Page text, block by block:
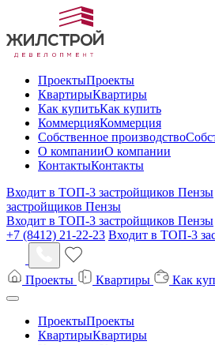
ПроектыПроекты
КвартирыКвартиры
Как купитьКак купить
КоммерцияКоммерция
Собственное производство
О компанииО компании
КонтактыКонтакты
Входит в ТОП-3 застройщиков Пензы
застройщиков Пензы
Входит в ТОП-3 застройщиков Пензы
+7 (8412) 21-22-23 Входит в ТОП-3
Проекты Квартиры Как
ПроектыПроекты
КвартирыКвартиры